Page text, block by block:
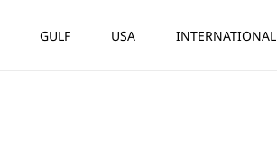
GULF USA INTERNATIONAL